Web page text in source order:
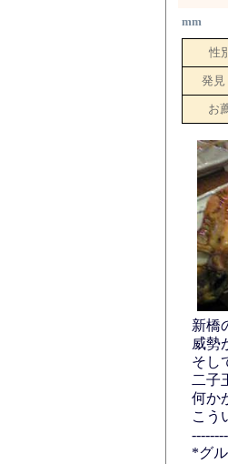
mm
性
発見
お
新橋
威勢
そし
二子
何か
こう
*グ